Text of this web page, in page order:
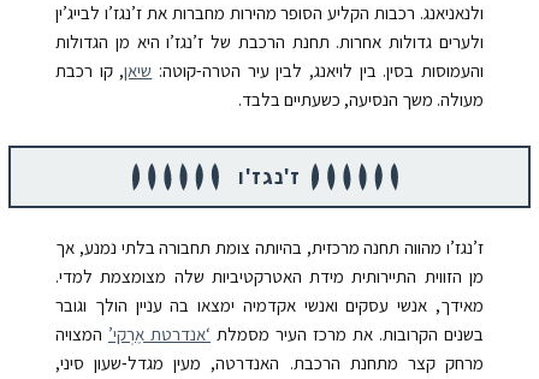
ולנאניאנג. רכבות הקליע הסופר מהירות מחברות את ז’נגז’ו לבייג’ין
ולערים גדולות אחרות. תחנת הרכבת של ז’נגז’ו היא מן הגדולות
והעמוסות בסין. בין לויאנג, לבין עיר הטרה-קוטה: שיאן, קו רכבת
מעולה. משך הנסיעה, כשעתיים בלבד.
ז'נגז'ו
ז’נגז’ו מהווה תחנה מרכזית, בהיותה צומת תחבורה בלתי נמנע, אך
מן הזווית התיירותית מידת האטרקטיביות שלה מצומצמת למדי.
מאידך, אנשי עסקים ואנשי אקדמיה ימצאו בה עניין הולך וגובר
בשנים הקרובות. את מרכז העיר מסמלת ‘אנדרטת אֶרְקי’ המצויה
מרחק קצר מתחנת הרכבת. האנדרטה, מעין מגדל-שעון סיני,